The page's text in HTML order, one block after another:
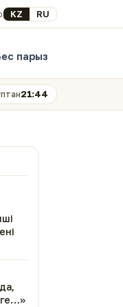
Select your language
KZ RU
парыз
21:44